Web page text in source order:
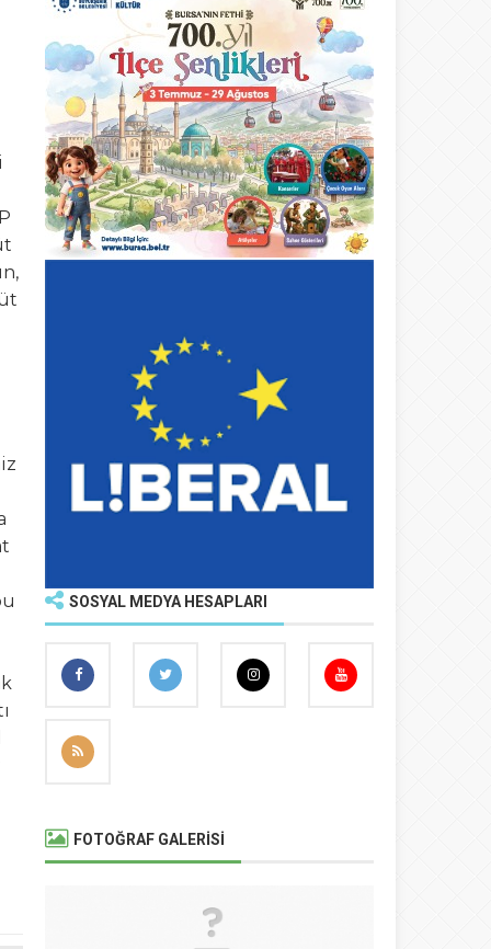
SOSYAL MEDYA HESAPLARI
FOTOĞRAF GALERİSİ